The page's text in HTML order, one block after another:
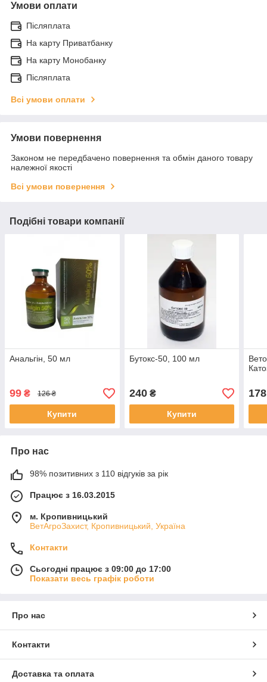
Умови оплати
Післяплата
На карту Приватбанку
На карту Монобанку
Післяплата
Всі умови оплати
Умови повернення
Законом не передбачено повернення та обмін даного товару
належної якості
Всі умови повернення
Подібні товари компанії
Анальгін, 50 мл
99 ₴ 126 ₴
Купити
Бутокс-50, 100 мл
240₴
Купити
178
Про нас
98% позитивних з 110 відгуків за рік
Працює з 16.03.2015
м. Кропивницький
ВетАгроЗахист, Кропивницький, Україна
Контакти
Сьогодні працює з 09:00 до 17:00
Показати весь графік роботи
Про нас
Контакти
Доставка та оплата